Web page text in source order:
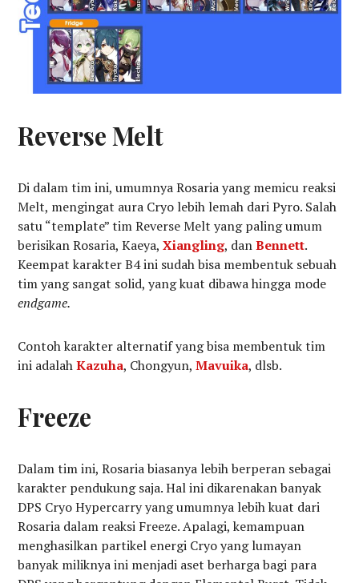
Reverse Melt
Di dalam tim ini, umumnya Rosaria yang memicu reaksi
Melt, mengingat aura Cryo lebih lemah dari Pyro. Salah
satu “template” tim Reverse Melt yang paling umum
berisikan Rosaria, Kaeya,Xiangling, danBennett.
Keempat karakter B4 ini sudah bisa membentuk sebuah
tim yang sangat solid, yang kuat dibawa hingga mode
endgame.
Contoh karakter alternatif yang bisa membentuk tim
ini adalahKazuha, Chongyun,Mavuika, dlsb.
Freeze
Dalam tim ini, Rosaria biasanya lebih berperan sebagai
karakter pendukung saja. Hal ini dikarenakan banyak
DPS Cryo Hypercarry yang umumnya lebih kuat dari
Rosaria dalam reaksi Freeze. Apalagi, kemampuan
menghasilkan partikel energi Cryo yang lumayan
banyak miliknya ini menjadi aset berharga bagi para